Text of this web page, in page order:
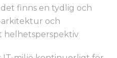
finns en tydlig och
arkitektur och
helhetsperspektiv